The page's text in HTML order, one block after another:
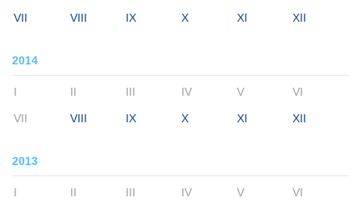
VII VIII IX X XI XII
2014
I II III IV V VI
VII VIII IX X XI XII
2013
I II III IV V
VI